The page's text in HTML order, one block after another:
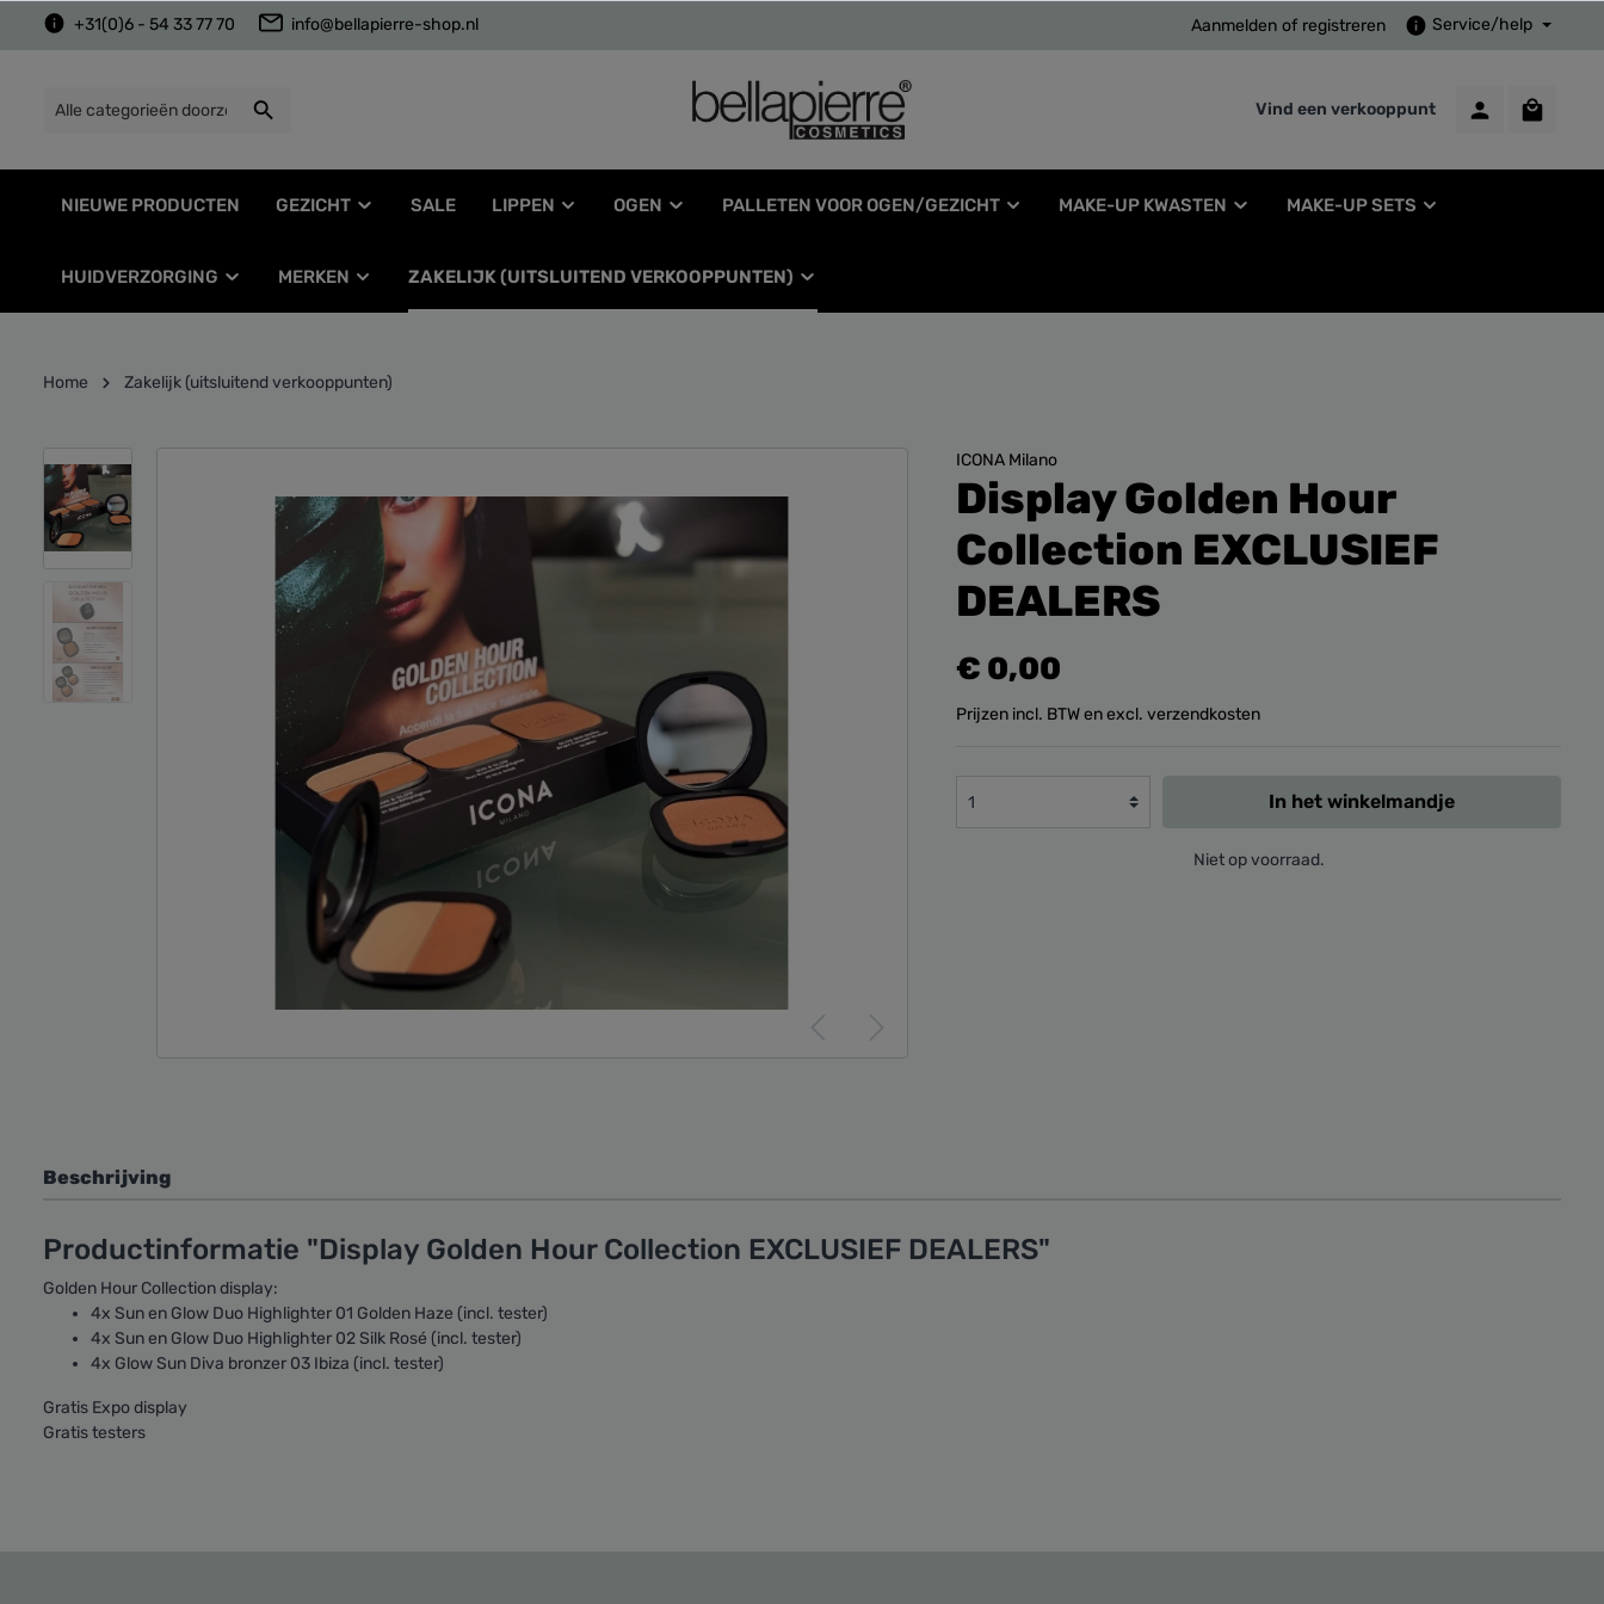
+31(0)6 - 54 33 77 70 info@bellapierre-shop.nl Aanmelden of registreren Service/help
Vind een verkooppunt
NIEUWE PRODUCTEN GEZICHT SALE LIPPEN OGEN PALLETEN VOOR OGEN/GEZICHT MAKE-UP KWASTEN MAKE-UP SETS
HUIDVERZORGING MERKEN ZAKELIJK (UITSLUITEND VERKOOPPUNTEN)
Home Zakelijk (uitsluitend verkooppunten)
ICONA Milano
Display Golden Hour
Collection EXCLUSIEF
DEALERS
€ 0,00
Prijzen incl. BTW en excl. verzendkosten
In het winkelmandje
Niet op voorraad.
Beschrijving
Productinformatie "Display Golden Hour Collection EXCLUSIEF DEALERS"
Golden Hour Collection display:
4x Sun en Glow Duo Highlighter 01 Golden Haze (incl. tester)
4x Sun en Glow Duo Highlighter 02 Silk Rosé (incl. tester)
4x Glow Sun Diva bronzer 03 Ibiza (incl. tester)
Gratis Expo display
Gratis testers